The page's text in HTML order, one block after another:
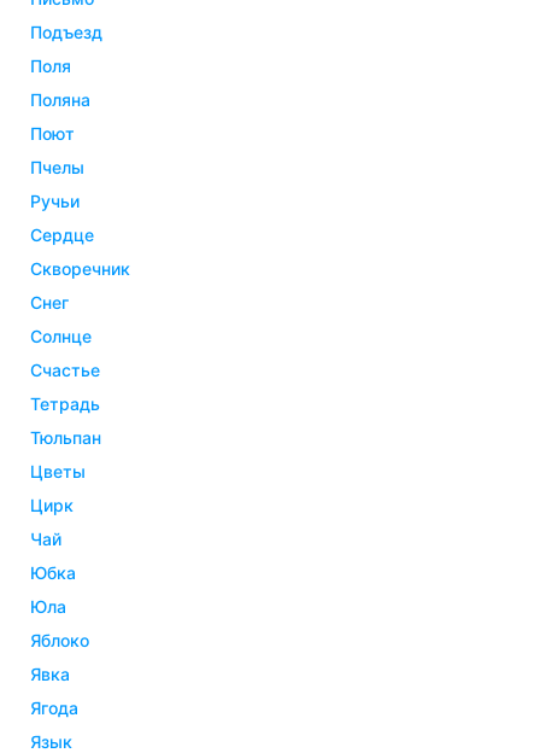
подъезд
поля
поляна
поют
пчелы
ручьи
сердце
скворечник
снег
солнце
счастье
тетрадь
тюльпан
цветы
цирк
чай
юбка
юла
яблоко
явка
ягода
язык